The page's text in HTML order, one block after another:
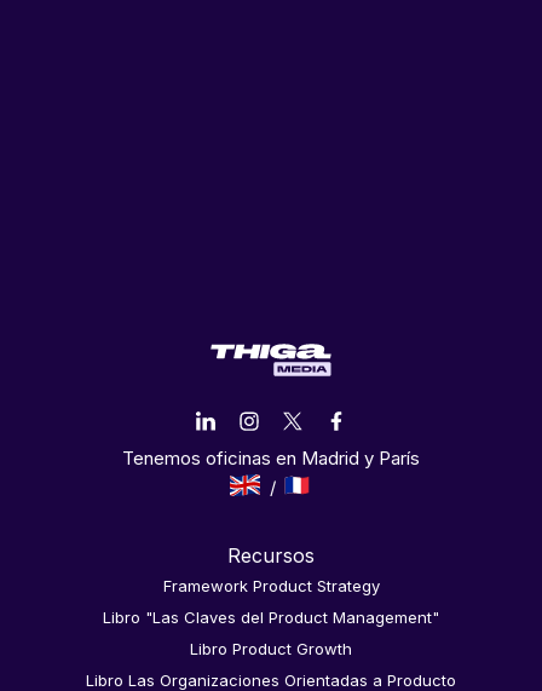
Tenemos oficinas en Madrid y París
Recursos
Framework Product Strategy
Libro "Las Claves del Product Management"
Libro Product Growth
Libro Las Organizaciones Orientadas a Producto